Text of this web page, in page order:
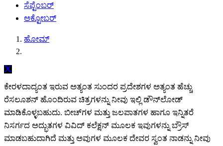
ಸೆಪ್ಟೆಂಬರ್
ಅಕ್ಟೋಬರ್
ಹೋಮ್
ಕೇರಳದಾದ್ಯಂತ ಇರುವ ಅತ್ಯಂತ ಸುಂದರ ಪ್ರದೇಶಗಳ ಅತ್ಯಂತ ಹೆಚ್ಚು
ರೆಸಲೂಶನ್ ಹೊಂದಿರುವ ಚಿತ್ರಗಳನ್ನು ನೀವು ಇಲ್ಲಿ ಡೌನ್‌ಲೋಡ್
ಮಾಡಿಕೊಳ್ಳಬಹುದು. ಬೀಚ್‌ಗಳ ಮತ್ತು ಜಲಪಾತಗಳ ಹಾಗೂ ಇನ್ನಿತರೆ
ನಿಸರ್ಗದ ಅದ್ಭುತಗಳ ವಿವಿದ್ ಕಲೆಕ್ಷನ್ ಮೂಲಕ ಇವುಗಳನ್ನು ಬ್ರೌಸ್
ಮಾಡಬಹುದಾಗಿದೆ ಮತ್ತು ಅವುಗಳ ಮೂಲಕ ದೇವರ ಸ್ವಂತ ನಾಡನ್ನು ನೀವು